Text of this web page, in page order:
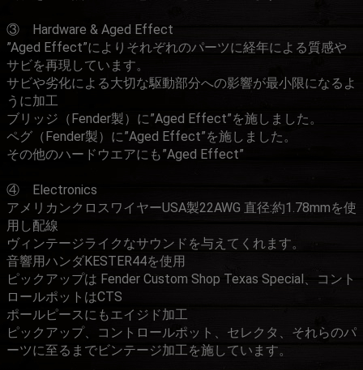
③ Hardware & Aged Effect
”Aged Effect”によりそれぞれのパーツに経年による質感や
サビを再現しています。
サビや劣化による大切な駆動部分への影響が最小限になるよ
うに加工
ブリッジ（Fender製）に”Aged Effect”を施しました。
ペグ（Fender製）に”Aged Effect”を施しました。
その他のハードウエアにも”Aged Effect”
④ Electronics
アメリカンクロスワイヤーUSA製22AWG 直径:約1.78mmを使
用し配線
ヴィンテージライクなサウンドを与えてくれます。
音響用ハンダKESTER44を使用
ピックアップは Fender Custom Shop Texas Special、コント
ロールポットはCTS
ポールピースにもエイジド加工
ピックアップ、コントロールポット、セレクタ、それらのパ
ーツに至るまでビンテージ加工を施しています。